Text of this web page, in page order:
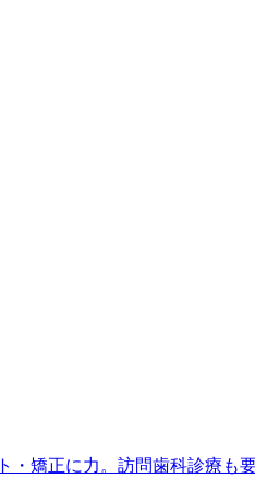
・矯正に力。訪問歯科診療も